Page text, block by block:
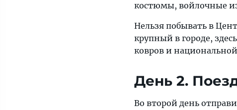
костюмы, войлочные
Нельзя побывать в
крупный в городе,
ковров и
День 2.
Во второй день